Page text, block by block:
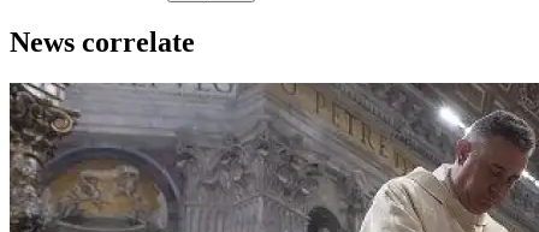
News correlate